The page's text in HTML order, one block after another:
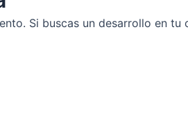
Si buscas un desarrollo en